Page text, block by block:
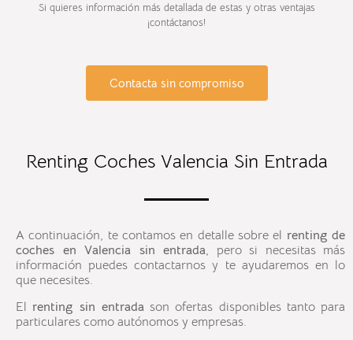
Si quieres información más detallada de estas y otras ventajas
¡contáctanos!
Contacta sin compromiso
Renting Coches Valencia Sin Entrada
A continuación, te contamos en detalle sobre el rentingde
coches en Valencia sin entrada, pero si necesitas más
información puedes contactarnos y te ayudaremos en lo
que necesites.
El renting sin entradason ofertas disponibles tanto para
particulares como autónomos y empresas.